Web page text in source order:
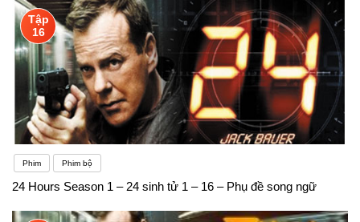
Tập
16
Phim Phim bộ
24 Hours Season 1 – 24 sinh tử 1 – 16 – Phụ đề song ngữ